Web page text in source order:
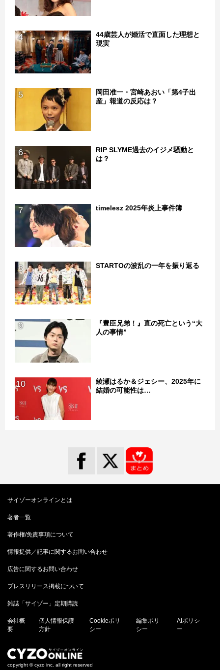
4
44歳芸人が婚活で直面した理想と
現実
5
岡田准一・宮崎あおい「第4子出
産」報道の反応は？
6
RIP SLYME過去のイジメ騒動と
は？
7 timelesz 2025年炎上事件簿
8 STARTOの波乱の一年を振り返る
9
『豊臣兄弟！』直の死亡という“大
人の事情”
10
綾瀬はるか＆ジェシー、2025年に
結婚の可能性は…
サイゾーオンラインとは
著者一覧
著作権/免責事項について
情報提供／記事に関するお問い合わせ
広告に関するお問い合わせ
プレスリリース掲載について
雑誌「サイゾー」定期購読
会社概
要
個人情報保護
方針
Cookieポリ
シー
編集ポリ
シー
AIポリシ
ー
copyright © cyzo inc. all right reserved